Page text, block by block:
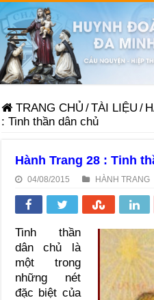
TRANG CHỦ /TÀI LIỆU /
: Tinh thần dân chủ
Hành Trang 28 : Tinh
04/08/2015 HÀNH TRANG
Tinh thần
dân chủ là
một trong
những nét
đặc biệt của